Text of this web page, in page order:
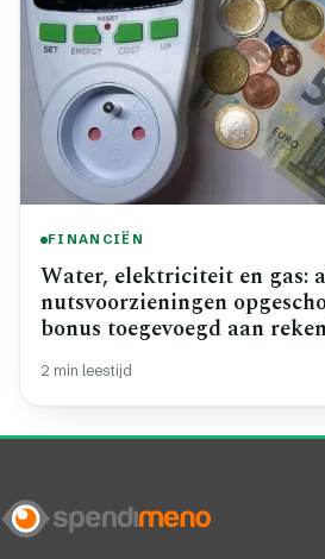
FINANCIËN
Water, elektriciteit en gas:
nutsvoorzieningen
bonus toegevoegd aan
2 min leestijd